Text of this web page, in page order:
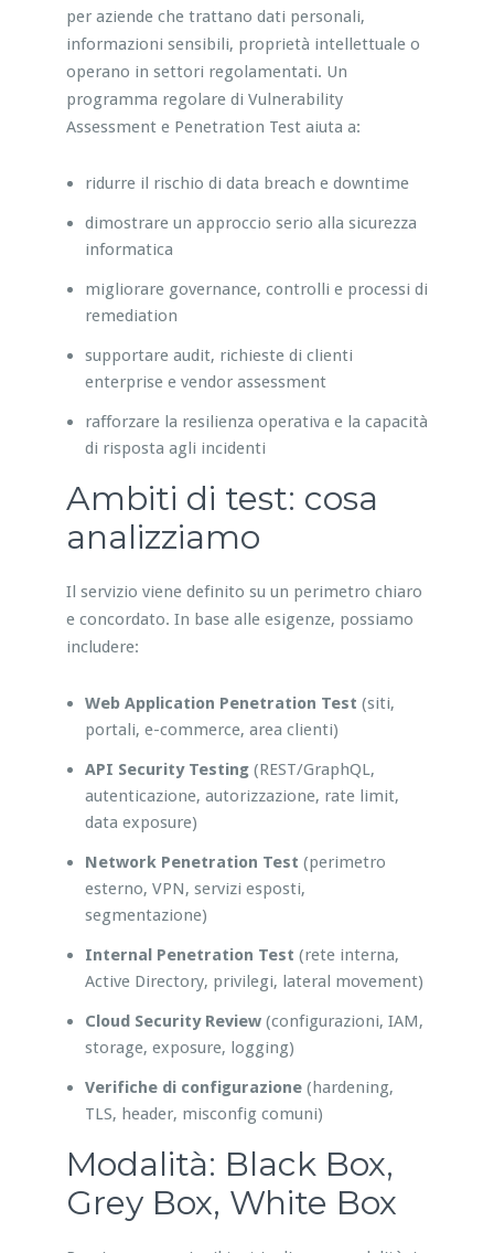
per aziende che trattano dati personali,
informazioni sensibili, proprietà intellettuale o
operano in settori regolamentati. Un
programma regolare di Vulnerability
Assessment e Penetration Test aiuta a:
ridurre il rischio di data breach e downtime
dimostrare un approccio serio alla sicurezza
informatica
migliorare governance, controlli e processi di
remediation
supportare audit, richieste di clienti
enterprise e vendor assessment
rafforzare la resilienza operativa e la capacità
di risposta agli incidenti
Ambiti di test: cosa
analizziamo
Il servizio viene definito su un perimetro chiaro
e concordato. In base alle esigenze, possiamo
includere:
Web Application Penetration Test (siti,
portali, e-commerce, area clienti)
API Security Testing(REST/GraphQL,
autenticazione, autorizzazione, rate limit,
data exposure)
Network Penetration Test (perimetro
esterno, VPN, servizi esposti,
segmentazione)
Internal Penetration Test (rete interna,
Active Directory, privilegi, lateral movement)
Cloud Security Review(configurazioni, IAM,
storage, exposure, logging)
Verifiche di configurazione(hardening,
TLS, header, misconfig comuni)
Modalità: Black Box,
Grey Box, White Box